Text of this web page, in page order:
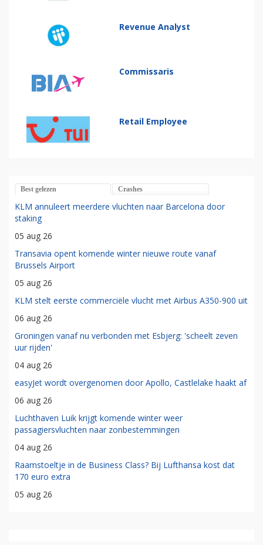
Revenue Analyst
Commissaris
Retail Employee
Best gelezen Crashes
KLM annuleert meerdere vluchten naar Barcelona door
staking
05 aug 26
Transavia opent komende winter nieuwe route vanaf
Brussels Airport
05 aug 26
KLM stelt eerste commerciële vlucht met Airbus A350-900 uit
06 aug 26
Groningen vanaf nu verbonden met Esbjerg: 'scheelt zeven
uur rijden'
04 aug 26
easyJet wordt overgenomen door Apollo, Castlelake haakt af
06 aug 26
Luchthaven Luik krijgt komende winter weer
passagiersvluchten naar zonbestemmingen
04 aug 26
Raamstoeltje in de Business Class? Bij Lufthansa kost dat
170 euro extra
05 aug 26